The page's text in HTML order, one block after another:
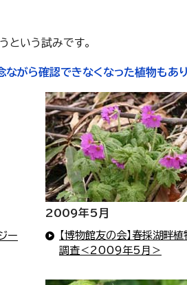
という試みです。
がら確認できなくなった植物もあり
ー
2009年5月
【博物館友の会】春採湖畔
調査＜2009年5月＞